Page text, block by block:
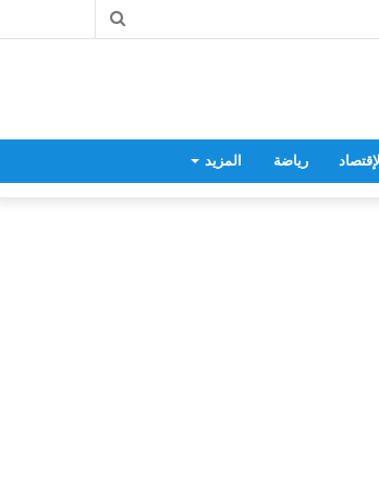
بحث
الإقتصاد رياضة المزيد